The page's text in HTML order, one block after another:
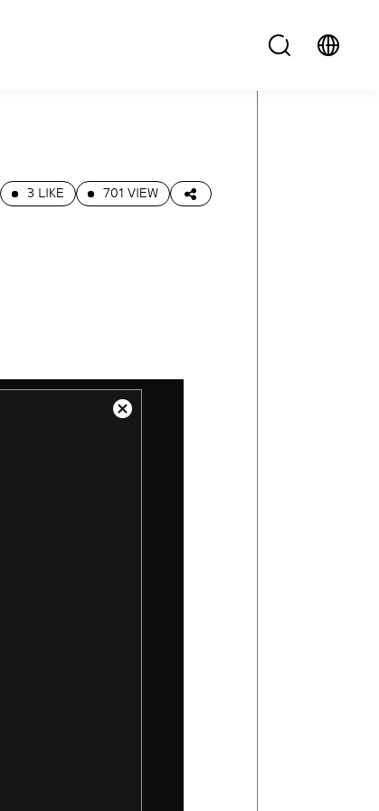
3 LIKE 701 VIEW